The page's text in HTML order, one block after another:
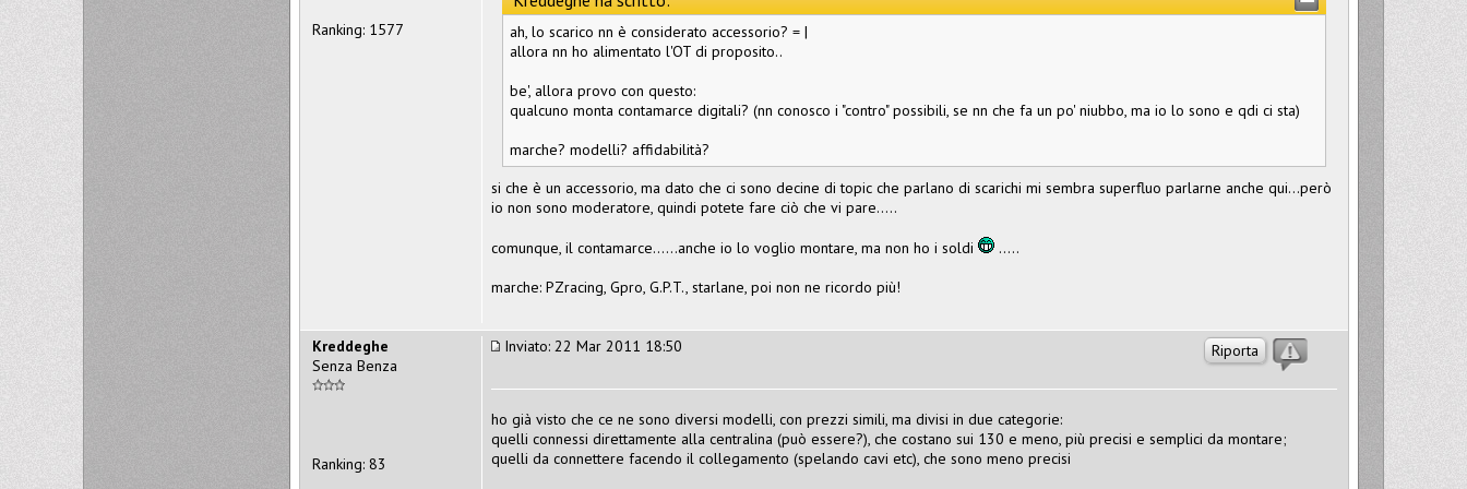
ah, lo scarico nn è considerato accessorio? = |
allora nn ho alimentato l'OT di proposito..
be', allora provo con questo:
qualcuno monta contamarce digitali? (nn conosco i "contro" possibili, se nn che fa un po' niubbo, ma io lo sono e qdi ci sta)
marche? modelli? affidabilità?
si che è un accessorio, ma dato che ci sono decine di topic che parlano di scarichi mi sembra superfluo parlarne anche qui...però
io non sono moderatore, quindi potete fare ciò che vi pare.....
comunque, il contamarce......anche io lo voglio montare, ma non ho i soldi
.....
marche: PZracing, Gpro, G.P.T., starlane, poi non ne ricordo più!
Ranking: 1577
Riporta
Inviato: 22 Mar 2011 18:50
ho già visto che ce ne sono diversi modelli, con prezzi simili, ma divisi in due categorie:
quelli connessi direttamente alla centralina (può essere?), che costano sui 130 e meno, più precisi e semplici da montare;
quelli da connettere facendo il collegamento (spelando cavi etc), che sono meno precisi
Kreddeghe
Senza Benza
Ranking: 83